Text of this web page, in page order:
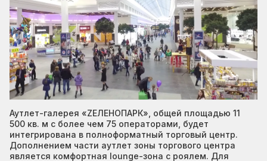
Аутлет-галерея «ZЕЛЕНОПАРК», общей площадью 11
500 кв. м с более чем 75 операторами, будет
интегрирована в полноформатный торговый центр.
Дополнением части аутлет зоны торгового центра
является комфортная lounge-зона с роялем. Для